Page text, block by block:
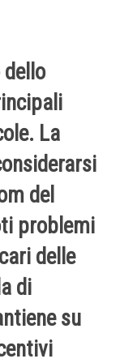
La
del
problemi
delle
di
su